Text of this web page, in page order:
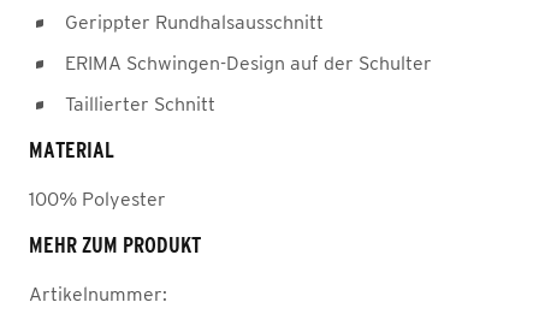
Gerippter Rundhalsausschnitt
ERIMA Schwingen-Design auf der Schulter
Taillierter Schnitt
MATERIAL
100% Polyester
MEHR ZUM PRODUKT
Artikelnummer: